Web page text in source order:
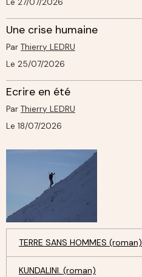
Le 27/07/2026
Une crise humaine
Par Thierry LEDRU
Le 25/07/2026
Ecrire en été
Par Thierry LEDRU
Le 18/07/2026
TERRE SANS HOMMES (roman)
KUNDALINI. (roman)